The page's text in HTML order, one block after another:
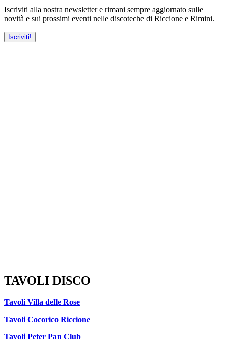
Iscriviti alla nostra newsletter e rimani sempre aggiornato sulle
novità e sui prossimi eventi nelle discoteche di Riccione e Rimini.
Iscriviti!
TAVOLI DISCO
Tavoli Villa delle Rose
Tavoli Cocorico Riccione
Tavoli Peter Pan Club